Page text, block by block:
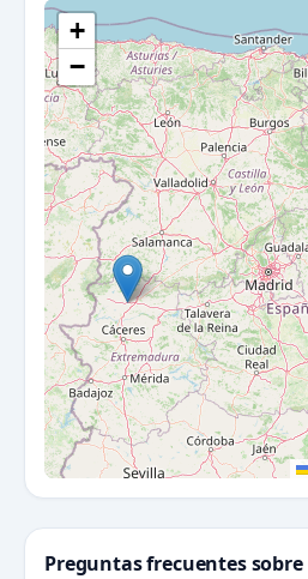
+
−
Preguntas frecuentes